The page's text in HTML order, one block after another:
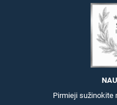
Pirmieji sužinokite